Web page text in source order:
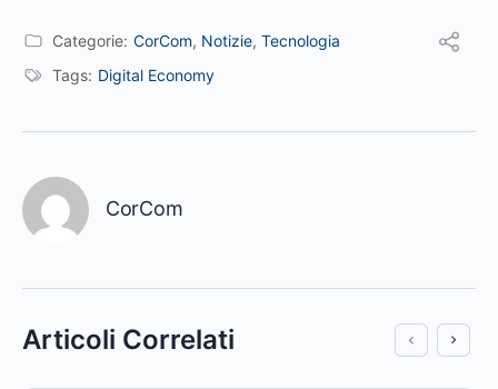
Categorie: CorCom, Notizie, Tecnologia
Tags: Digital Economy
CorCom
Articoli Correlati